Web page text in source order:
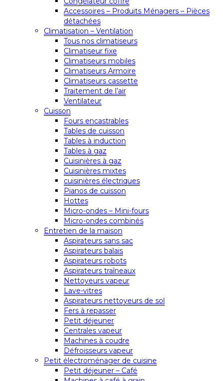
Accessoires – Produits Ménagers – Pièces
détachées
Climatisation – Ventilation
Tous nos climatiseurs
Climatiseur fixe
Climatiseurs mobiles
Climatiseurs Armoire
Climatiseurs cassette
Traitement de l’air
Ventilateur
Cuisson
Fours encastrables
Tables de cuisson
Tables à induction
Tables à gaz
Cuisinières à gaz
Cuisinières mixtes
cuisinières électriques
Pianos de cuisson
Hottes
Micro-ondes – Mini-fours
Micro-ondes combinés
Entretien de la maison
Aspirateurs sans sac
Aspirateurs balais
Aspirateurs robots
Aspirateurs traîneaux
Nettoyeurs vapeur
Lave-vitres
Aspirateurs nettoyeurs de sol
Fers à repasser
Petit déjeuner
Centrales vapeur
Machines à coudre
Défroisseurs vapeur
Petit électroménager de cuisine
Petit déjeuner – Café